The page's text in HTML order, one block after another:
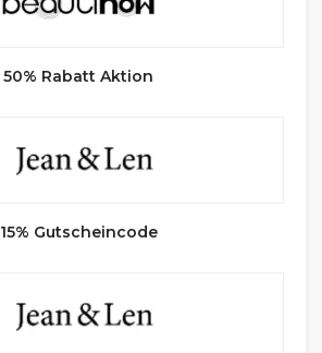
50% Rabatt Aktion
15% Gutscheincode